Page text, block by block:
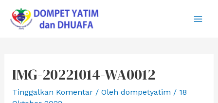
konten
IMG-20221014-WA0012
Tinggalkan Komentar / Oleh dompetyatim / 18